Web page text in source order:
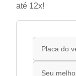
até 12x!